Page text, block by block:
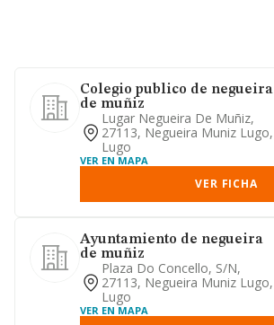
Colegio publico de negueira
de muñiz
Lugar Negueira De Muñiz,
27113, Negueira Muniz Lugo,
Lugo
VER EN MAPA
VER FICHA
Ayuntamiento de negueira
de muñiz
Plaza Do Concello, S/n,
27113, Negueira Muniz Lugo,
Lugo
VER EN MAPA